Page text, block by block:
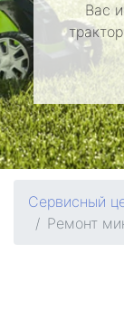
Вас
Сервисный
Ремонт